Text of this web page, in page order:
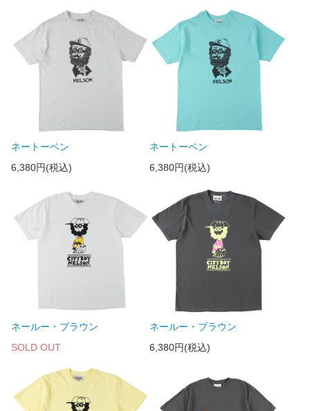
ネートーベン
6,380円(税込)
ネートーベン
6,380円(税込)
ネールー・ブラウン
SOLD OUT
ネールー・ブラウン
6,380円(税込)